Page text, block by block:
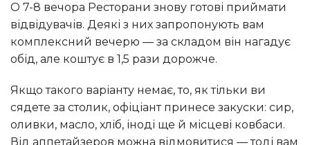
О 7-8 вечора Ресторани знову готові приймати
відвідувачів. Деякі з них запропонують вам
комплексний вечерю — за складом він нагадує
обід, але коштує в 1,5 рази дорожче.
Якщо такого варіанту немає, то, як тільки ви
сядете за столик, офіціант принесе закуски: сир,
оливки, масло, хліб, іноді ще й місцеві ковбаси.
Від аппетайзеров можна відмовитися — тоді вам